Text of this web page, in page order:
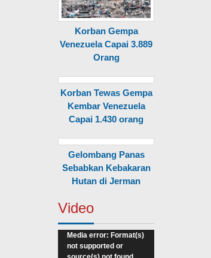
Korban Gempa
Venezuela Capai 3.889
Orang
Korban Tewas Gempa
Kembar Venezuela
Capai 1.430 orang
Gelombang Panas
Sebabkan Kebakaran
Hutan di Jerman
Video
Pemutar
Video
Media error: Format(s)
not supported or